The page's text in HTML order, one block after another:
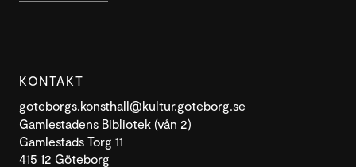
KONTAKT
goteborgs.konsthall@kultur.goteborg.se
Gamlestadens Bibliotek (vån 2)
Gamlestads Torg 11
415 12 Göteborg